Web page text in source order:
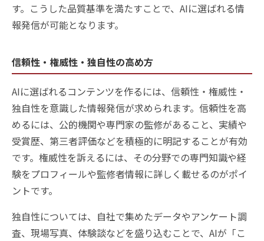
す。こうした品質基準を満たすことで、AIに選ばれる情
報発信が可能となります。
信頼性・権威性・独自性の高め方
AIに選ばれるコンテンツを作るには、信頼性・権威性・
独自性を意識した情報発信が求められます。信頼性を高
めるには、公的機関や専門家の監修があること、実績や
受賞歴、第三者評価などを積極的に明記することが有効
です。権威性を訴えるには、その分野での専門知識や経
験をプロフィールや監修者情報に詳しく載せるのがポイ
ントです。
独自性については、自社で集めたデータやアンケート調
査、現場写真、体験談などを盛り込むことで、AIが「こ